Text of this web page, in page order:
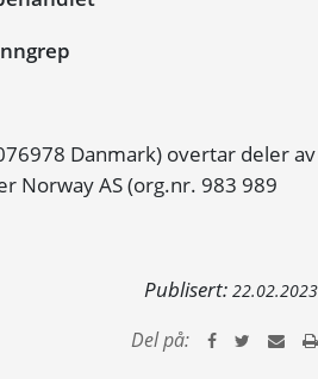
Danmark) overtar deler av
Norway AS (org.nr. 983 989
Publisert: 22.02.2023
Del på: